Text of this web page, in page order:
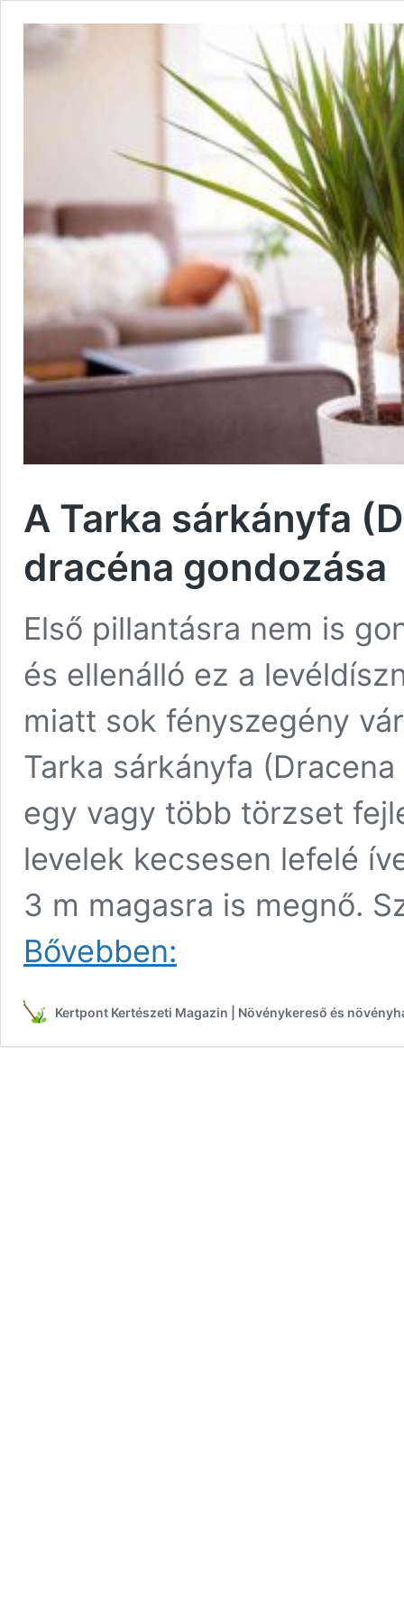
A Tarka sárkányfa
dracéna gondozása
Első pillantásra nem is
és ellenálló ez a
miatt sok fényszegény
Tarka sárkányfa
egy vagy több törzset
levelek kecsesen lefelé
3 m magasra is megnő.
Bővebben:
marginata),
gondozása
Kertpont Kertészeti Magazin | Növénykereső és